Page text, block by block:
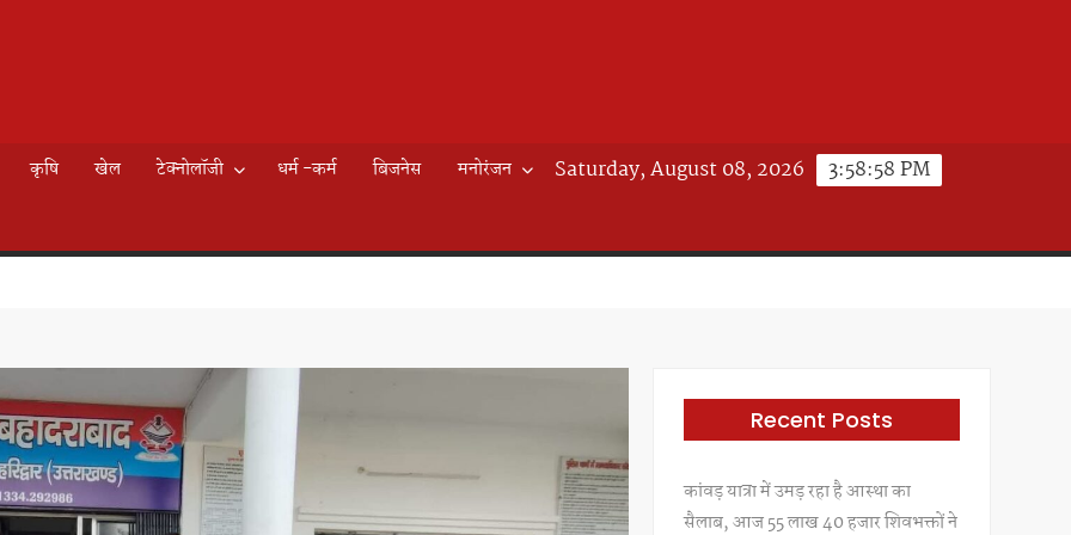
कृषि खेल टेक्नोलॉजी धर्म -कर्म बिजनेस
मनोरंजन
3:59:00 PM
Saturday, August 08, 2026
Recent Posts
कांवड़ यात्रा में उमड़ रहा है आस्था का
सैलाब, आज 55 लाख 40 हजार शिवभक्तों ने